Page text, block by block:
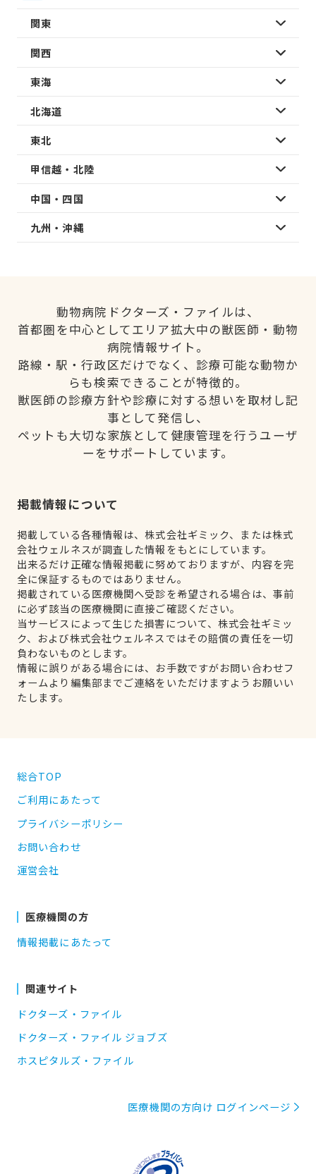
関東
関西
東海
北海道
東北
甲信越・北陸
中国・四国
九州・沖縄
動物病院ドクターズ・ファイルは、
首都圏を中心としてエリア拡大中の獣医師・動物
病院情報サイト。
路線・駅・行政区だけでなく、診療可能な動物か
らも検索できることが特徴的。
獣医師の診療方針や診療に対する想いを取材し記
事として発信し、
ペットも大切な家族として健康管理を行うユーザ
ーをサポートしています。
掲載情報について
掲載している各種情報は、株式会社ギミック、または株式
会社ウェルネスが調査した情報をもとにしています。
出来るだけ正確な情報掲載に努めておりますが、内容を完
全に保証するものではありません。
掲載されている医療機関へ受診を希望される場合は、事前
に必ず該当の医療機関に直接ご確認ください。
当サービスによって生じた損害について、株式会社ギミッ
ク、および株式会社ウェルネスではその賠償の責任を一切
負わないものとします。
情報に誤りがある場合には、お手数ですがお問い合わせフ
ォームより編集部までご連絡をいただけますようお願いい
たします。
総合TOP
ご利用にあたって
プライバシーポリシー
お問い合わせ
運営会社
医療機関の方
情報掲載にあたって
関連サイト
ドクターズ・ファイル
ドクターズ・ファイル ジョブズ
ホスピタルズ・ファイル
医療機関の方向け ログインページ